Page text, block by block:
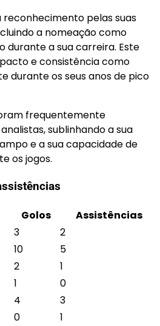
pelas suas
a nomeação como
durante a sua carreira. Este
e consistência como
durante os seus anos de pico
frequentemente
sublinhando a sua
e a sua capacidade de
os jogos.
Golos
Assistências
3
2
10
5
2
1
1
0
4
3
0
1